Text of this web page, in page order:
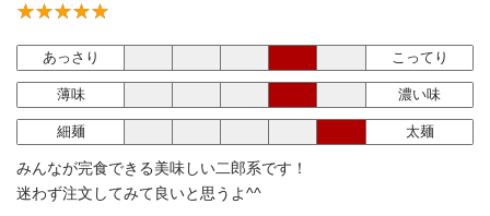
あっさり こってり
薄味 濃い味
細麺 太麺
みんなが完食できる美味しい二郎系です！
迷わず注文してみて良いと思うよ^^